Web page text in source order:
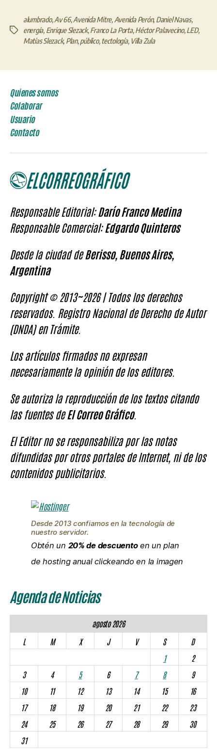
Etiquetas
alumbrado,Av 66,Avenida Mitre, Avenida Perón, Daniel Navas,
energía, Enrique Slezack,Franco La Porta,Héctor Palavecino,LED,
Matías Slezack, Plan,público,tectología, Villa Zula
Quienes somos
Colaborar
Usuario
Contacto
Responsable Editorial:Darío Franco Medina
Responsable Comercial:Edgardo Quinteros
Desde la ciudad deBerisso, Buenos Aires,
Argentina
Copyright © 2013~2026 | Todos los derechos
reservados. Registro Nacional de Derecho de Autor
(DNDA) en Trámite.
Los artículos firmados no expresan
necesariamente la opinión de los editores.
Se autoriza la reproducción de los textos citando
las fuentes deEl Correo Gráfico.
El Editor no se responsabiliza por las notas
difundidas por otros portales de Internet, ni de los
contenidos publicitarios.
Desde 2013 confiamos en la tecnología de
nuestro servidor.
Obtén un 20% de descuentoen un plan
de hosting anual clickeando en la imagen
Agenda de Noticias
agosto 2026
L
M X J V S
D
1
2
3
4 5 6 7 8
9
10
11 12 13 14 15
16
17
18 19 20 21 22
23
24
25 26 27 28 29
30
31